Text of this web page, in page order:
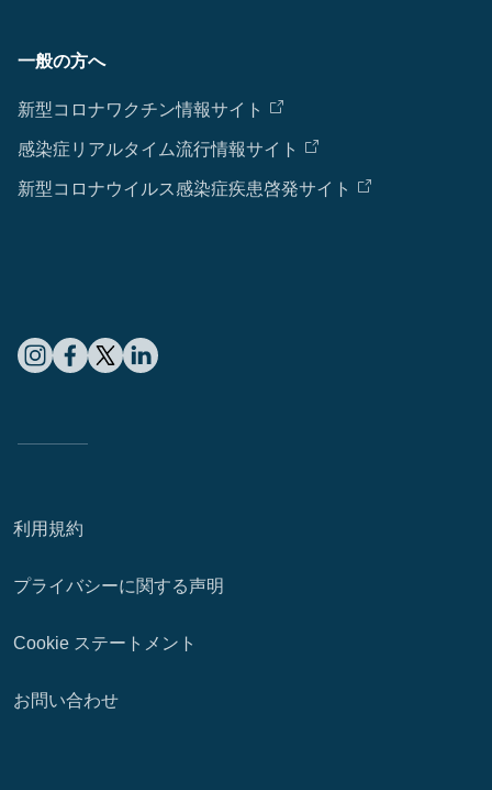
一般の方へ
新型コロナワクチン情報サイト
感染症リアルタイム流行情報サイト
新型コロナウイルス感染症疾患啓発サイト
利用規約
プライバシーに関する声明
Cookie ステートメント
お問い合わせ